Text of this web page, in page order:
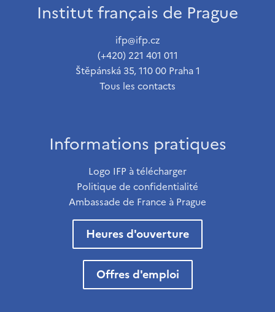
Institut français de Prague
ifp@ifp.cz
(+420) 221 401 011
Štěpánská 35, 110 00 Praha 1
Tous les contacts
Informations pratiques
Logo IFP à télécharger
Politique de confidentialité
Ambassade de France à Prague
Heures d'ouverture
Offres d'emploi